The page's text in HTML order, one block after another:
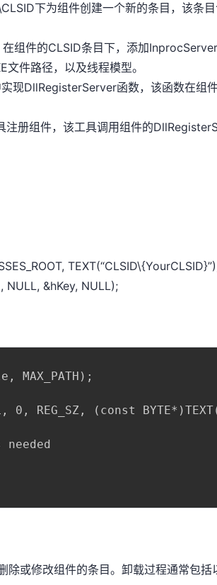
下为组件创建一个新的条目，该条
组件的CLSID条目下，添加
件路径，以及线程模型。
现DllRegisterServer函数，该函数在组
册组件，该工具调用组件的
NULL, &hKey, NULL);
MAX_PATH);
0, REG_SZ, (const
或修改组件的条目。卸载过程通常包括